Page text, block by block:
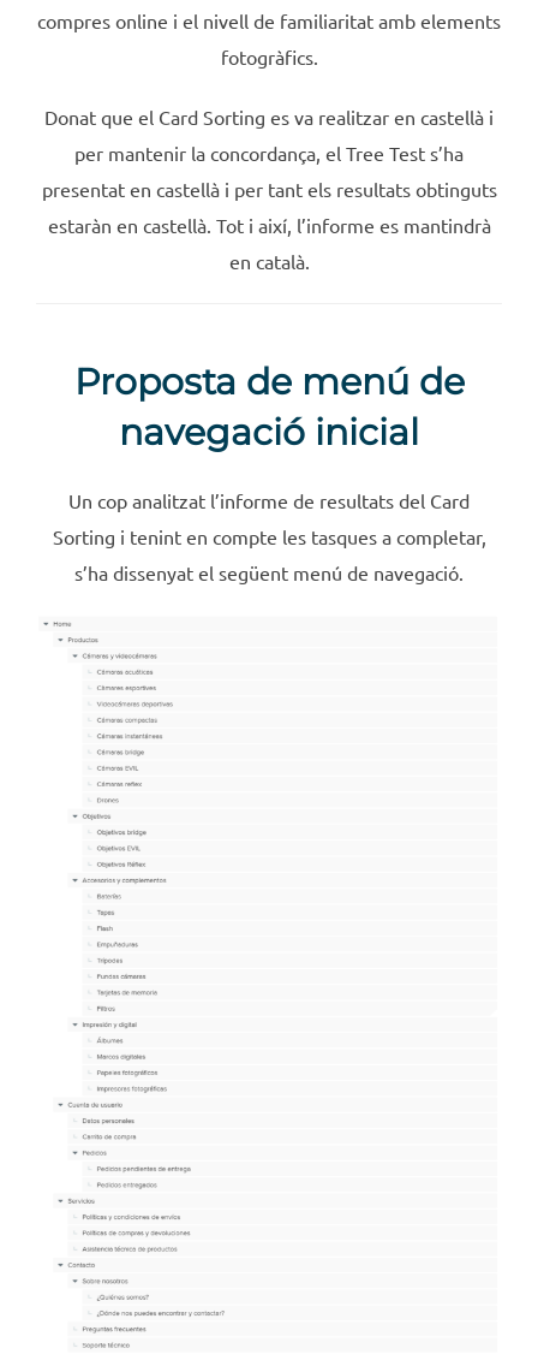
compres online i el nivell de familiaritat amb elements
fotogràfics.
Donat que el Card Sorting es va realitzar en castellà i
per mantenir la concordança, el Tree Test s’ha
presentat en castellà i per tant els resultats obtinguts
estaràn en castellà. Tot i així, l’informe es mantindrà
en català.
Proposta de menú de
navegació inicial
Un cop analitzat l’informe de resultats del Card
Sorting i tenint en compte les tasques a completar,
s’ha dissenyat el següent menú de navegació.